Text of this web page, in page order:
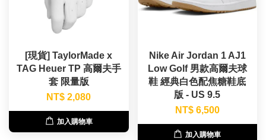
[現貨] TaylorMade x
TAG Heuer TP 高爾夫手
套 限量版
NT$ 2,080
加入購物車
Nike Air Jordan 1 AJ1
Low Golf 男款高爾夫球
鞋 經典白色配焦糖鞋底
版 - US 9.5
NT$ 6,500
加入購物車